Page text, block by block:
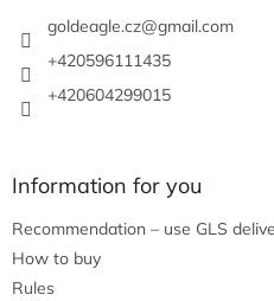
goldeagle.cz@gmail.com
+420596111435
+420604299015
Information for you
Recommendation – use GLS
How to buy
Rules